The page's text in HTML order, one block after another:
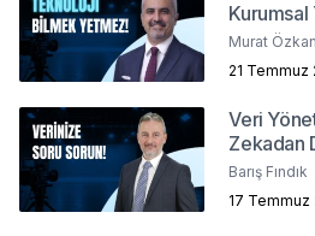
Murat Özkan
21 Temmuz
Veri
Zekadan
Barış Fındık
17 Temmuz